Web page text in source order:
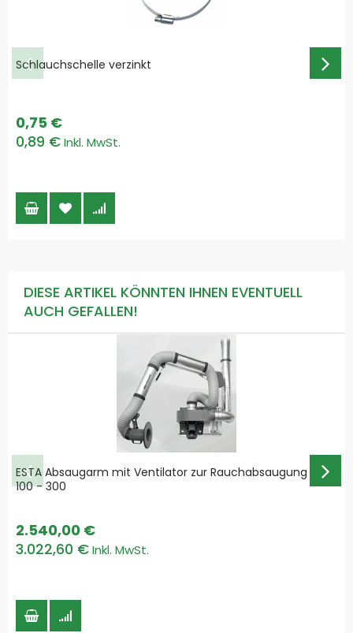
Schlauchschelle verzinkt
0,89 €
0,75 €
DIESE ARTIKEL KÖNNTEN IHNEN EVENTUELL
AUCH GEFALLEN!
ESTA Absaugarm mit Ventilator zur Rauchabsaugung RG-
100 - 300
3.022,60 €
2.540,00 €